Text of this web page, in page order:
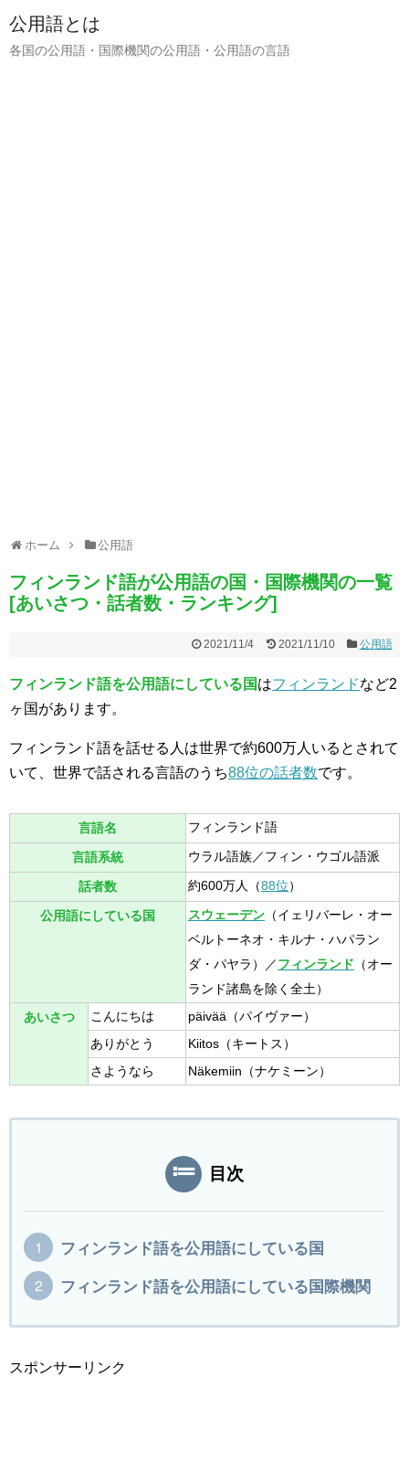
公用語とは
各国の公用語・国際機関の公用語・公用語の言語
ホーム 公用語
フィンランド語が公用語の国・国際機関の一覧
[あいさつ・話者数・ランキング]
2021/11/4 2021/11/10 公用語
フィンランド語を公用語にしている国はフィンランドなど2
ヶ国があります。
フィンランド語を話せる人は世界で約600万人いるとされて
いて、世界で話される言語のうち88位の話者数です。
言語名 フィンランド語
言語系統 ウラル語族／フィン・ウゴル語派
話者数 約600万人（88位）
公用語にしている国 スウェーデン （イェリバーレ・オー
ベルトーネオ・キルナ・ハパラン
ダ・パヤラ）／フィンランド （オー
ランド諸島を除く全土）
あいさつ こんにちは
päivää（パイヴァー）
ありがとう
Kiitos（キートス）
さようなら
Näkemiin（ナケミーン）
目次
フィンランド語を公用語にしている国
フィンランド語を公用語にしている国際機関
スポンサーリンク